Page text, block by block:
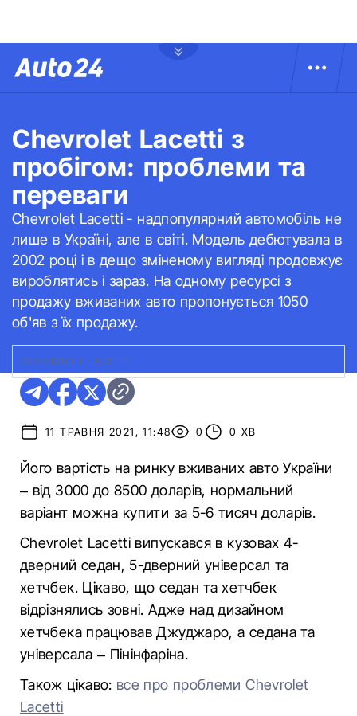
Chevrolet Lacetti з
пробігом: проблеми та
переваги
Chevrolet Lacetti - надпопулярний автомобіль не
лише в Україні, але в світі. Модель дебютувала в
2002 році і в дещо зміненому вигляді продовжує
вироблятись і зараз. На одному ресурсі з
продажу вживаних авто пропонується 1050
об'яв з їх продажу.
CHEVROLET LACETTI
11 ТРАВНЯ 2021, 11:48 0 0 ХВ
Його вартість на ринку вживаних авто України
– від 3000 до 8500 доларів, нормальний
варіант можна купити за 5-6 тисяч доларів.
Chevrolet Lacetti випускався в кузовах 4-
дверний седан, 5-дверний універсал та
хетчбек. Цікаво, що седан та хетчбек
відрізнялись зовні. Адже над дизайном
хетчбека працював Джуджаро, а седана та
універсала – Пінінфаріна.
Також цікаво: все про проблеми Chevrolet
Lacetti